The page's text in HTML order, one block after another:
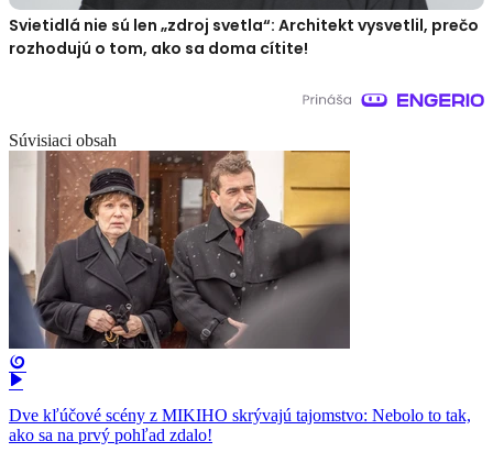
Svietidlá nie sú len „zdroj svetla“: Architekt vysvetlil, prečo
rozhodujú o tom, ako sa doma cítite!
Súvisiaci obsah
Dve kľúčové scény z MIKIHO skrývajú tajomstvo: Nebolo to tak,
ako sa na prvý pohľad zdalo!